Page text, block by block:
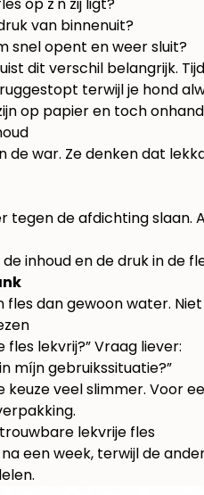
van binnenuit?
snel opent en weer sluit?
dit verschil belangrijk.
terwijl je hond
op papier en toch
de war. Ze denken dat
tegen de afdichting slaan.
inhoud en de druk in de
dan gewoon water.
fles lekvrij?” Vraag liever:
míjn gebruikssituatie?”
keuze veel slimmer. Voor
lekvrije fles
een week, terwijl de